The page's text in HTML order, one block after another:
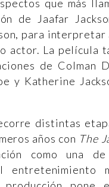
que más
de Jaafar
para interpretar
actor. La película
de Colman
y Katherine
distintas
años con The
como una
entretenimiento